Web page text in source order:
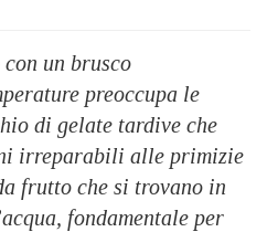
un brusco
preoccupa le
di gelate tardive che
irreparabili alle primizie
frutto che si trovano in
fondamentale per